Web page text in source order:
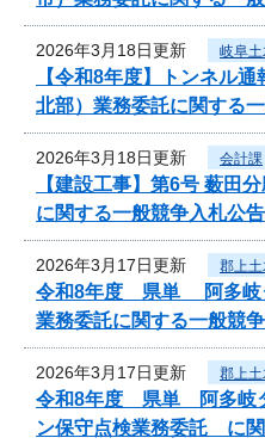
2026年3月18日更新 岐阜
【令和8年度】トンネル
北部）業務委託に関する
2026年3月18日更新 会計課
【建設工事】第6号 薮田
に関する一般競争入札公告
2026年3月17日更新 郡上
令和8年度 県単 阿多岐
業務委託に関する一般競
2026年3月17日更新 郡上
令和8年度 県単 阿多岐
ン保守点検業務委託 に